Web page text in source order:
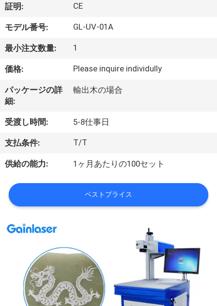
に
つ
て
旅
行
品
質
証明: CE
モデル番号: GL-UV-01A
最小注文数量: 1
価格: Please inquire individully
パッケージの詳
細:
輸出木の場合
受渡し時間: 5-8仕事日
支払条件: T/T
供給の能力: 1ヶ月あたりの100セット
ベストプライス